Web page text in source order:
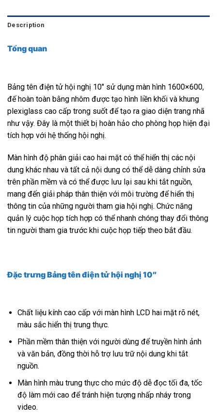
Description
Tổng quan
Bảng tên điện tử hội nghị 10″ sử dụng màn hình 1600×600,
đế hoàn toàn bằng nhôm được tạo hình liền khối và khung
plexiglass cao cấp trong suốt để tạo ra giao diện trang nhã
như vậy. Đây là một thiết bị hoàn hảo cho phòng họp hiện đại
tích hợp với hệ thống hội nghị.
Màn hình độ phân giải cao hai mặt có thể hiển thị các nội
dung khác nhau và tất cả nội dung có thể dễ dàng chỉnh sửa
trên phần mềm và có thể được lưu lại sau khi tắt nguồn,
mang đến giải pháp thân thiện với môi trường để hiển thị
thông tin của những người tham gia hội nghị. Chức năng
quản lý cuộc họp tích hợp có thể nhanh chóng thay đổi thông
tin người tham gia trước khi cuộc họp tiếp theo bắt đầu.
Đặc trưng Bảng tên điện tử hội nghị 10″
Chất liệu kính cao cấp với màn hình LCD hai mặt rõ nét,
màu sắc hiển thị trung thực.
Phần mềm thân thiện với người dùng để truyền hình ảnh
và văn bản, đồng thời hỗ trợ lưu trữ nội dung khi tắt
nguồn.
Màn hình màu trung thực cho mức độ dễ đọc tối đa, tốc
độ làm mới cao để tránh hiện tượng nhấp nháy trong
video.